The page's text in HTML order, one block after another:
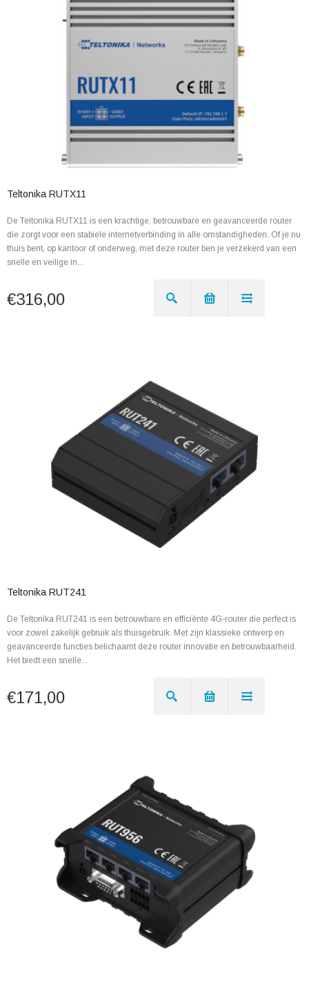
Teltonika RUTX11
De Teltonika RUTX11 is een krachtige, betrouwbare en geavanceerde router
die zorgt voor een stabiele internetverbinding in alle omstandigheden. Of je nu
thuis bent, op kantoor of onderweg, met deze router ben je verzekerd van een
snelle en veilige in...
€316,00
Teltonika RUT241
De Teltonika RUT241 is een betrouwbare en efficiënte 4G-router die perfect is
voor zowel zakelijk gebruik als thuisgebruik. Met zijn klassieke ontwerp en
geavanceerde functies belichaamt deze router innovatie en betrouwbaarheid.
Het biedt een snelle...
€171,00